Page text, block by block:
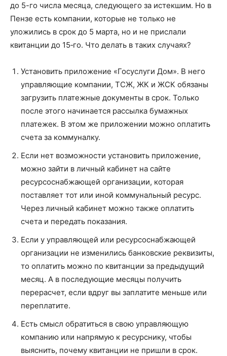
до 5-го числа месяца, следующего за истекшим. Но в
Пензе есть компании, которые не только не
уложились в срок до 5 марта, но и не прислали
квитанции до 15‑го. Что делать в таких случаях?
Установить приложение «Госуслуги Дом». В него
управляющие компании, ТСЖ, ЖК и ЖСК обязаны
загрузить платежные документы в срок. Только
после этого начинается рассылка бумажных
платежек. В этом же приложении можно оплатить
счета за коммуналку.
Если нет возможности установить приложение,
можно зайти в личный кабинет на сайте
ресурсоснабжающей организации, которая
поставляет тот или иной коммунальный ресурс.
Через личный кабинет можно также оплатить
счета и передать показания.
Если у управляющей или ресурсоснабжающей
организации не изменились банковские реквизиты,
то оплатить можно по квитанции за предыдущий
месяц. А в последующие месяцы получить
перерасчет, если вдруг вы заплатите меньше или
переплатите.
Есть смысл обратиться в свою управляющую
компанию или напрямую к ресурснику, чтобы
выяснить, почему квитанции не пришли в срок.